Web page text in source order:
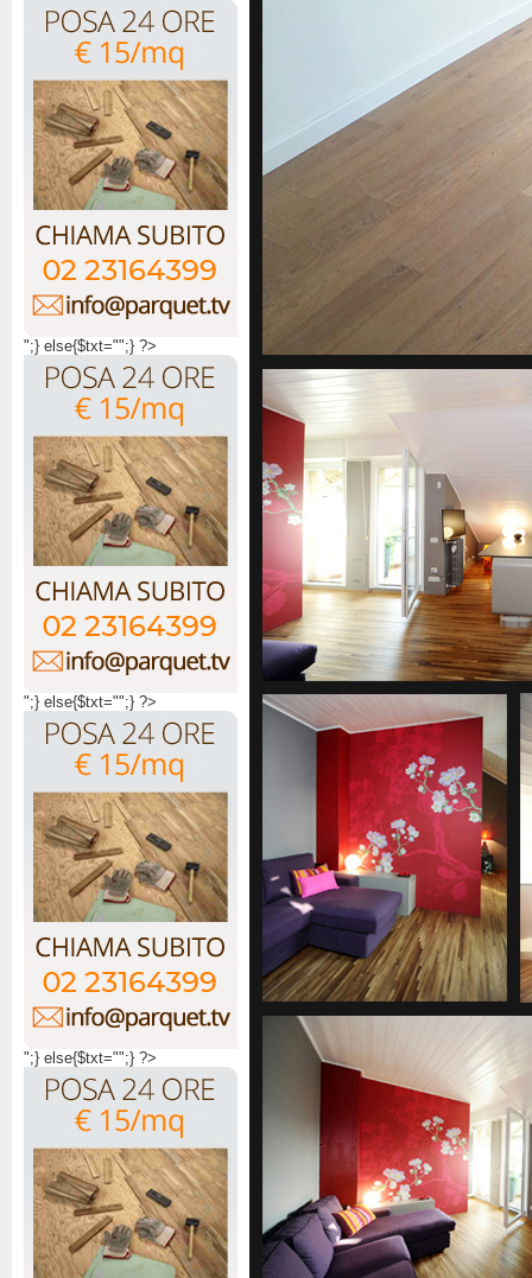
";} else{$txt="";} ?>
";} else{$txt="";} ?>
";} else{$txt="";} ?>